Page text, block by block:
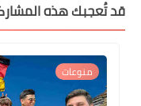
قد تُعجبك هذه
منوعات